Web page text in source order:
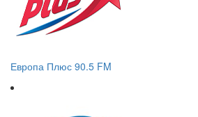
Европа Плюс 90.5 FM